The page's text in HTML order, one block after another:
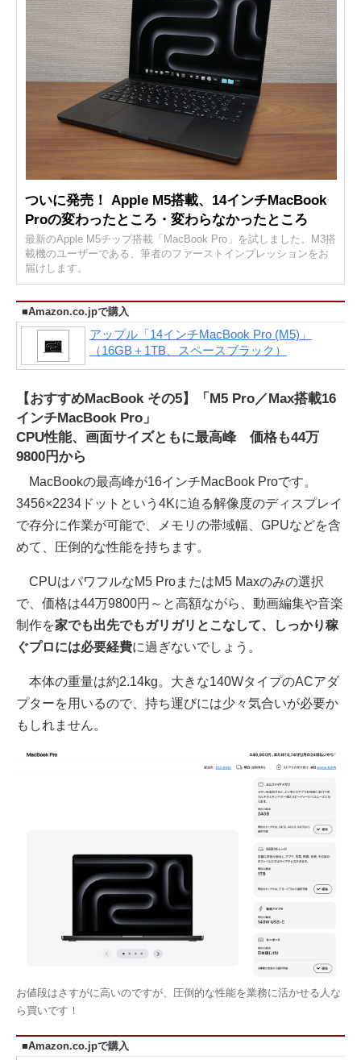
ついに発売！ Apple M5搭載、14インチMacBook
Proの変わったところ・変わらなかったところ
最新のApple M5チップ搭載「MacBook Pro」を試しました。M3搭
載機のユーザーである、筆者のファーストインプレッションをお
届けします。
■Amazon.co.jpで購入
アップル「14インチMacBook Pro (M5)」
（16GB＋1TB、スペースブラック）
【おすすめMacBook その5】「M5 Pro／Max搭載16
インチMacBook Pro」
CPU性能、画面サイズともに最高峰 価格も44万
9800円から
MacBookの最高峰が16インチMacBook Proです。
3456×2234ドットという4Kに迫る解像度のディスプレイ
で存分に作業が可能で、メモリの帯域幅、GPUなどを含
めて、圧倒的な性能を持ちます。
CPUはパワフルなM5 ProまたはM5 Maxのみの選択
で、価格は44万9800円～と高額ながら、動画編集や音楽
制作を家でも出先でもガリガリとこなして、しっかり稼
ぐプロには必要経費に過ぎないでしょう。
本体の重量は約2.14kg。大きな140WタイプのACアダ
プターを用いるので、持ち運びには少々気合いが必要か
もしれません。
お値段はさすがに高いのですが、圧倒的な性能を業務に活かせる人な
ら買いです！
■Amazon.co.jpで購入